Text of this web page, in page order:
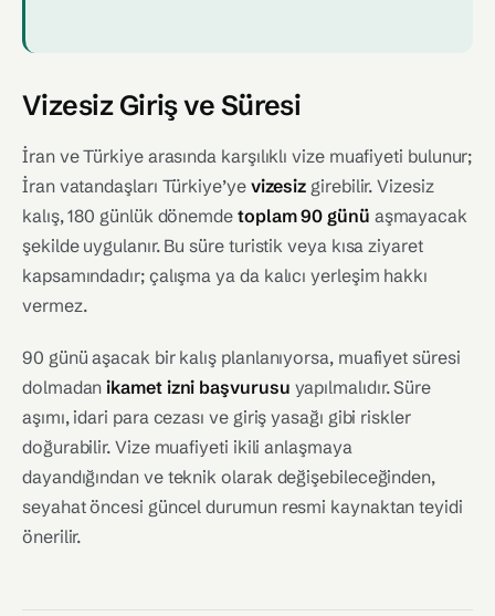
Vizesiz Giriş ve Süresi
İran ve Türkiye arasında karşılıklı vize muafiyeti bulunur;
İran vatandaşları Türkiye’ye vizesiz girebilir. Vizesiz
kalış, 180 günlük dönemde toplam 90 günü aşmayacak
şekilde uygulanır. Bu süre turistik veya kısa ziyaret
kapsamındadır; çalışma ya da kalıcı yerleşim hakkı
vermez.
90 günü aşacak bir kalış planlanıyorsa, muafiyet süresi
dolmadanikamet izni başvurusu yapılmalıdır. Süre
aşımı, idari para cezası ve giriş yasağı gibi riskler
doğurabilir. Vize muafiyeti ikili anlaşmaya
dayandığından ve teknik olarak değişebileceğinden,
seyahat öncesi güncel durumun resmi kaynaktan teyidi
önerilir.